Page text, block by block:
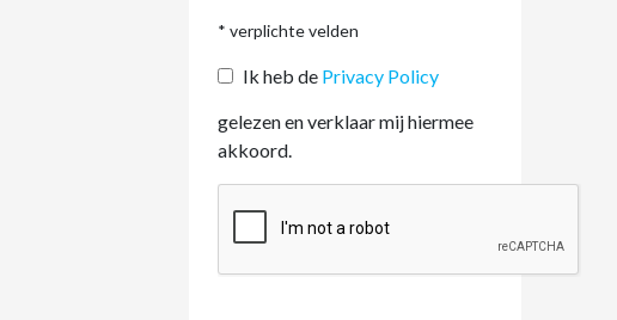
* verplichte velden
Ik heb de Privacy Policy
gelezen en verklaar mij hiermee
akkoord.